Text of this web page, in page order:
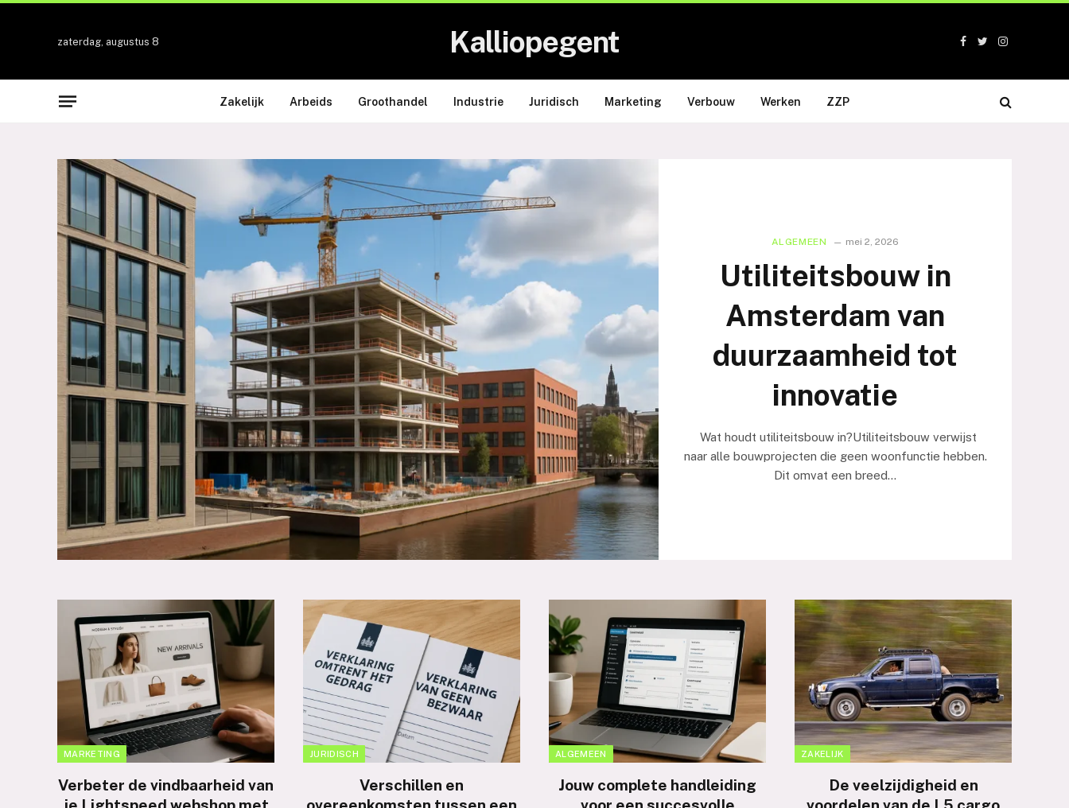
zaterdag, augustus 8 Kalliopegent Facebook
TwitterInstagram
Zakelijk Arbeids Groothandel Industrie Juridisch Marketing Verbouw Werken ZZP
ALGEMEEN mei 2, 2026
Utiliteitsbouw in
Amsterdam van
duurzaamheid tot
innovatie
Wat houdt utiliteitsbouw in?Utiliteitsbouw verwijst
naar alle bouwprojecten die geen woonfunctie hebben.
Dit omvat een breed…
MARKETING
Verbeter de vindbaarheid van
JURIDISCH
Verschillen en
ALGEMEEN
Jouw complete handleiding
ZAKELIJK
De veelzijdigheid en